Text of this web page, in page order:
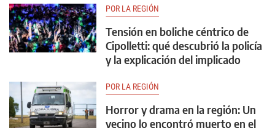
POR LA REGIÓN
Tensión en boliche céntrico de
Cipolletti: qué descubrió la policía
y la explicación del implicado
POR LA REGIÓN
Horror y drama en la región: Un
vecino lo encontró muerto en el